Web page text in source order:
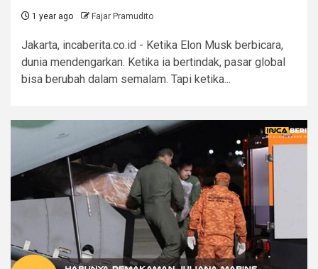
1 year ago Fajar Pramudito
Jakarta, incaberita.co.id - Ketika Elon Musk berbicara,
dunia mendengarkan. Ketika ia bertindak, pasar global
bisa berubah dalam semalam. Tapi ketika...